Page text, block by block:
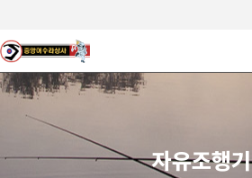
자유조행기